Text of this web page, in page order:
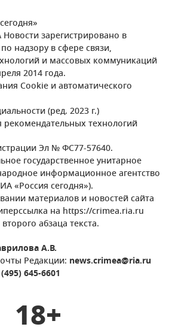
зарегистрировано в
надзору в сфере связи,
и массовых коммуникаций
2014 года.
Cookie и автоматического
(ред. 2023 г.)
технологий
Эл № ФС77-57640.
государственное унитарное
информационное агентство
«Россия сегодня»).
материалов и новостей сайта
на https://crimea.ria.ru
абзаца текста.
А.В.
Редакции: news.crimea@ria.ru
645-6601
18+